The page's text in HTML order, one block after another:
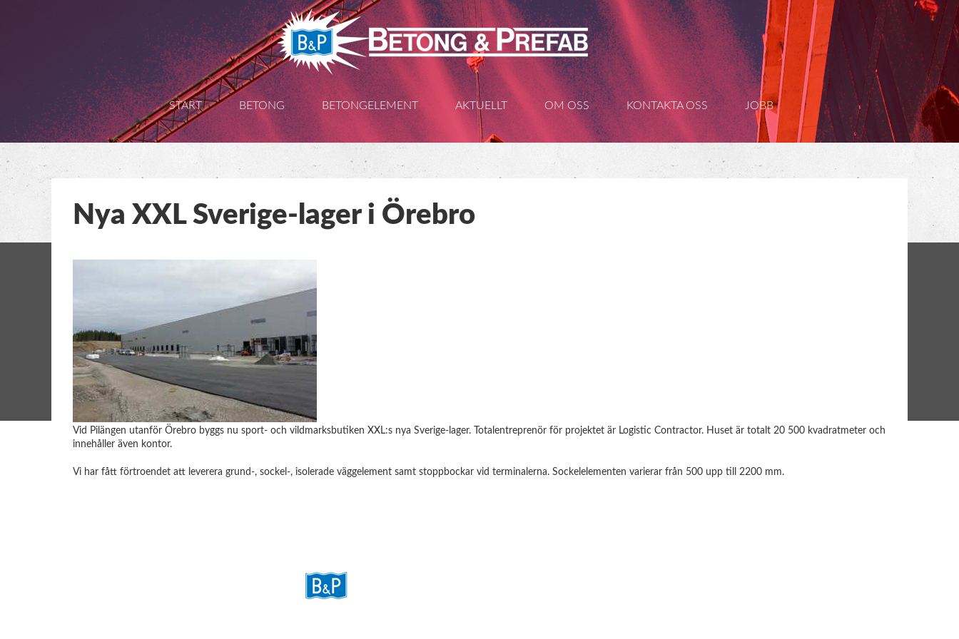
Gå
vidare
till
innehållSTART BETONG BETONGELEMENT AKTUELLT OM OSS KONTAKTA OSS JOBB
Nya XXL Sverige-lager i Örebro
Vid Pilängen utanför Örebro byggs nu sport- och vildmarksbutiken XXL:s nya Sverige-lager. Totalentreprenör för projektet är Logistic Contractor. Huset är totalt 20 500 kvadratmeter och
innehåller även kontor.
Vi har fått förtroendet att leverera grund-, sockel-, isolerade väggelement samt stoppbockar vid terminalerna. Sockelelementen varierar från 500 upp till 2200 mm.